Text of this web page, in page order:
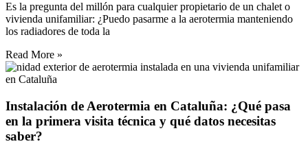
Es la pregunta del millón para cualquier propietario de un chalet o
vivienda unifamiliar: ¿Puedo pasarme a la aerotermia manteniendo
los radiadores de toda la
Read More »
Instalación de Aerotermia en Cataluña: ¿Qué pasa
en la primera visita técnica y qué datos necesitas
saber?